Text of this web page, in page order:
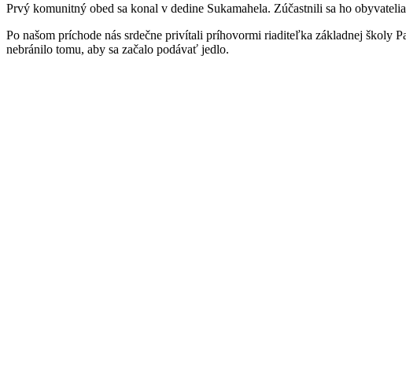
Prvý komunitný obed sa konal v dedine Sukamahela. Zúčastnili sa ho
Po našom príchode nás srdečne privítali príhovormi riaditeľka základnej školy
nebránilo tomu, aby sa začalo podávať jedlo.